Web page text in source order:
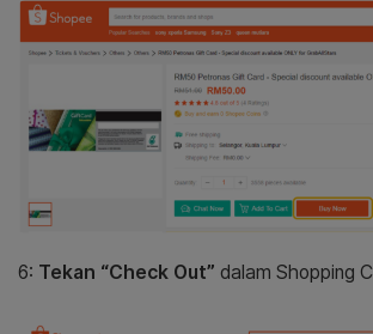
6: Tekan “Check Out” dalam Shopping